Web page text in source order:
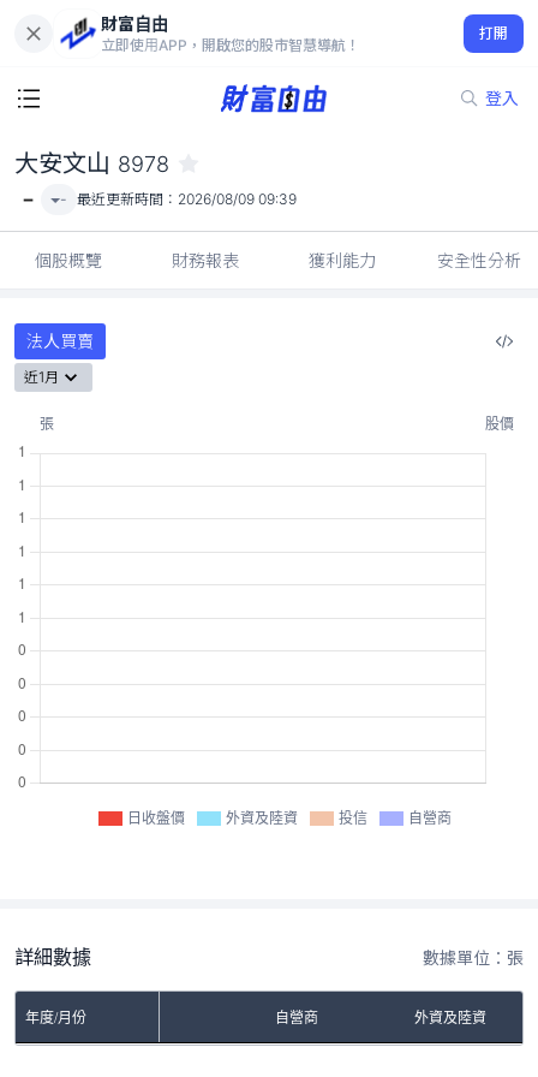
財富自由
立即使用APP，開啟您的股市智慧導航！
打開
登入
-
大安文山 8978
- - 最近更新時間： 2026/08/09 09:39
個股概覽 財務報表 獲利能力 安全性分析
法人買賣
近1月
日收盤價 外資及陸資 投信 自營商
詳細數據 數據單位：張
年度/月份 自營商 外資及陸資